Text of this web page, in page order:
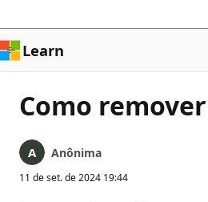
Learn
Como
Anônima
11 de set. de 2024 19:44